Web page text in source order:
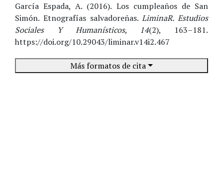
García Espada, A. (2016). Los cumpleaños de San
Simón. Etnografías salvadoreñas.LiminaR. Estudios
Sociales Y Humanísticos, 14(2), 163–181.
https://doi.org/10.29043/liminar.v14i2.467
Más formatos de cita